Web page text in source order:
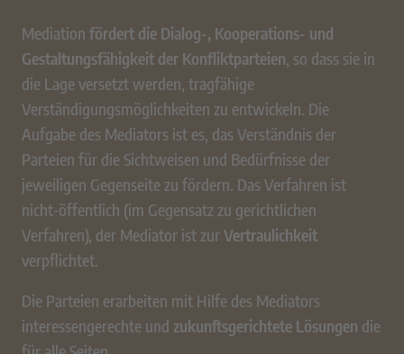
Mediation fördert die Dialog-, Kooperations- und
Gestaltungsfähigkeit der Konfliktparteien, so dass sie in
die Lage versetzt werden, tragfähige
Verständigungsmöglichkeiten zu entwickeln. Die
Aufgabe des Mediators ist es, das Verständnis der
Parteien für die Sichtweisen und Bedürfnisse der
jeweiligen Gegenseite zu fördern. Das Verfahren ist
nicht-öffentlich (im Gegensatz zu gerichtlichen
Verfahren), der Mediator ist zurVertraulichkeit
verpflichtet.
Die Parteien erarbeiten mit Hilfe des Mediators
interessengerechte und zukunftsgerichtete Lösungen die